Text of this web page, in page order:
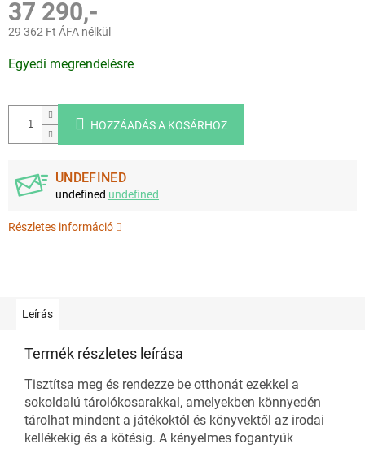
37 290,-
29 362 Ft ÁFA nélkül
Egyedi megrendelésre
HOZZÁADÁS A KOSÁRHOZ
UNDEFINED
undefined undefined
Részletes információ
Leírás
Termék részletes leírása
Tisztítsa meg és rendezze be otthonát ezekkel a
sokoldalú tárolókosarakkal, amelyekben könnyedén
tárolhat mindent a játékoktól és könyvektől az irodai
kellékekig és a kötésig. A kényelmes fogantyúk